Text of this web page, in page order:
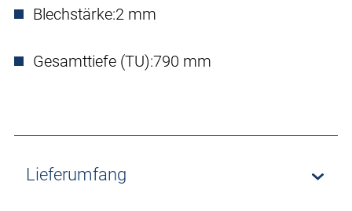
Blechstärke:2 mm
Gesamttiefe (TU):790 mm
Lieferumfang